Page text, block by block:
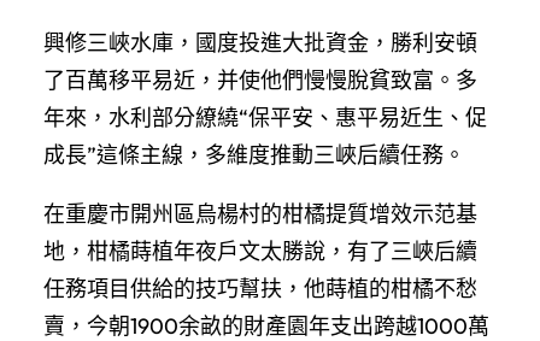
興修三峽水庫，國度投進大批資金，勝利安頓
了百萬移平易近，并使他們慢慢脫貧致富。多
年來，水利部分繚繞“保平安、惠平易近生、促
成長”這條主線，多維度推動三峽后續任務。
在重慶市開州區烏楊村的柑橘提質增效示范基
地，柑橘蒔植年夜戶文太勝說，有了三峽后續
任務項目供給的技巧幫扶，他蒔植的柑橘不愁
賣，今朝1900余畝的財產園年支出跨越1000萬